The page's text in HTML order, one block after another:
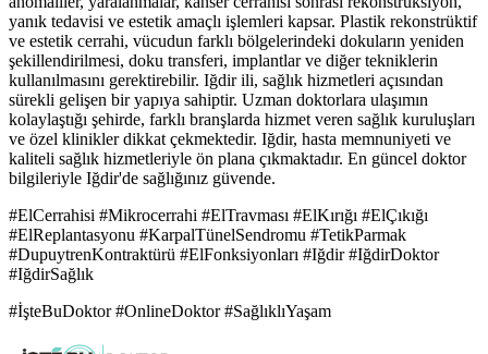
yanık tedavisi ve estetik amaçlı işlemleri kapsar. Plastik rekonstrüktif
ve estetik cerrahi, vücudun farklı bölgelerindeki dokuların yeniden
şekillendirilmesi, doku transferi, implantlar ve diğer tekniklerin
kullanılmasını gerektirebilir. Iğdir ili, sağlık hizmetleri açısından
sürekli gelişen bir yapıya sahiptir. Uzman doktorlara ulaşımın
kolaylaştığı şehirde, farklı branşlarda hizmet veren sağlık kuruluşları
ve özel klinikler dikkat çekmektedir. Iğdir, hasta memnuniyeti ve
kaliteli sağlık hizmetleriyle ön plana çıkmaktadır. En güncel doktor
bilgileriyle Iğdir'de sağlığınız güvende.
#ElCerrahisi #Mikrocerrahi #ElTravması #ElKırığı #ElÇıkığı
#ElReplantasyonu #KarpalTünelSendromu #TetikParmak
#DupuytrenKontraktürü #ElFonksiyonları #Iğdir #IğdirDoktor
#IğdirSağlık
#İşteBuDoktor #OnlineDoktor #SağlıklıYaşam